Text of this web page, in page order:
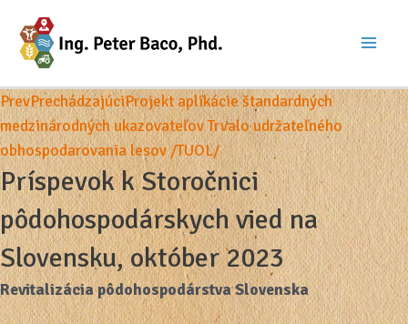
obsah
PrevPrechádzajúciProjekt aplikácie štandardných
medzinárodných ukazovateľov Trvalo udržateľného
obhospodarovania lesov /TUOL/
Príspevok k Storočnici
pôdohospodárskych vied na
Slovensku, október 2023
Revitalizácia pôdohospodárstva Slovenska